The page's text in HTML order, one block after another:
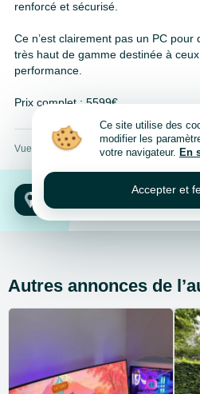
renforcé et sécurisé.
Ce n’est clairement pas un PC
très haut de gamme destinée à
performance.
Prix complet : 5599€
Vues: 23
7000, 7011, 7012, 7020, 7022,
Autres annonces de
Ce site utilise des
modifier les
votre navigateur. En
Accepter et